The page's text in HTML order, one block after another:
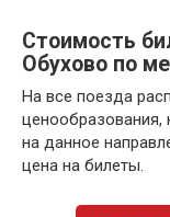
Стоимость
Обухово по
На все поезда
ценообразования,
на данное
цена на билеты.